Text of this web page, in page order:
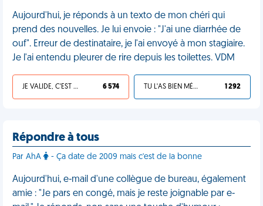
Aujourd'hui, je réponds à un texto de mon chéri qui
prend des nouvelles. Je lui envoie : "J'ai une diarrhée de
ouf". Erreur de destinataire, je l'ai envoyé à mon stagiaire.
Je l'ai entendu pleurer de rire depuis les toilettes. VDM
JE VALIDE, C'EST UNE VDM 6 574 TU L'AS BIEN MÉRITÉ 1 292
Répondre à tous
Par AhA - Ça date de 2009 mais c'est de la bonne
Aujourd'hui, e-mail d'une collègue de bureau, également
amie : "Je pars en congé, mais je reste joignable par e-